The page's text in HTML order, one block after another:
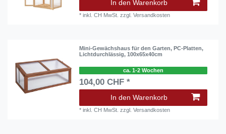
In den Warenkorb
*inkl. CH MwSt. zzgl.Versandkosten
Mini-Gewächshaus für den Garten, PC-Platten,
Lichtdurchlässig, 100x65x40cm
ca. 1-2 Wochen
104,00 CHF *
In den Warenkorb
*inkl. CH MwSt. zzgl.Versandkosten